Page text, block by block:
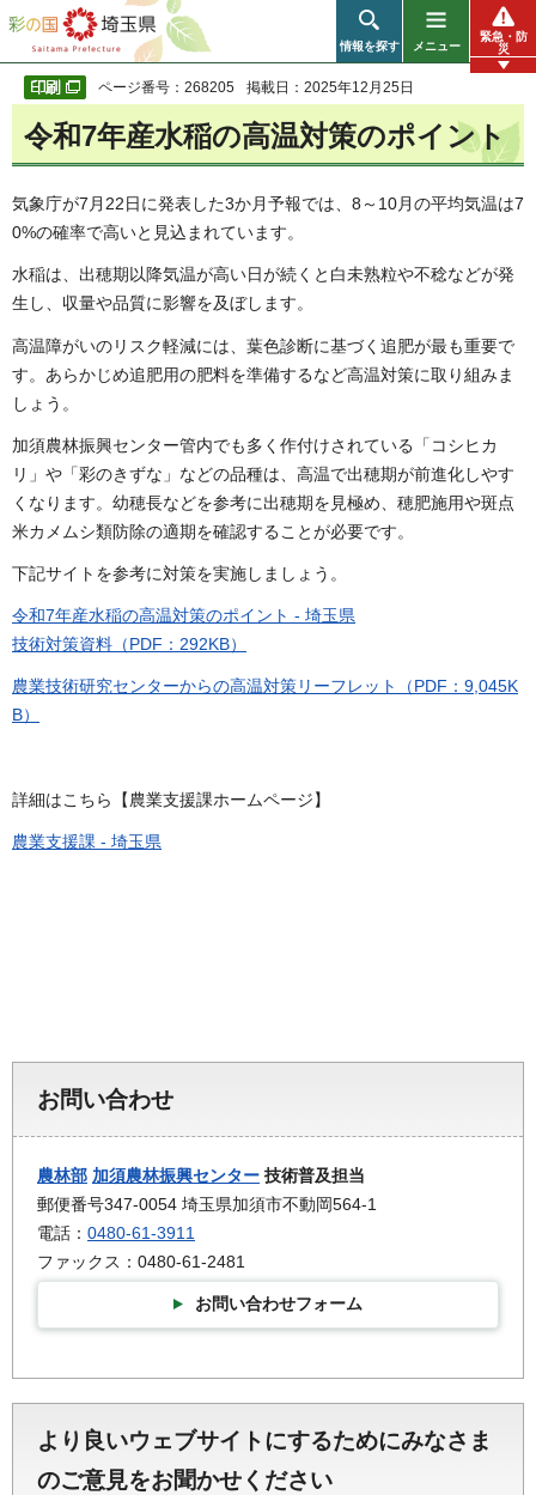
彩の国 埼玉県
情報を探す メニュー
緊急・防
災
ページ番号：268205 掲載日：2025年12月25日
令和7年産水稲の高温対策のポイント
気象庁が7月22日に発表した3か月予報では、8～10月の平均気温は7
0%の確率で高いと見込まれています。
水稲は、出穂期以降気温が高い日が続くと白未熟粒や不稔などが発
生し、収量や品質に影響を及ぼします。
高温障がいのリスク軽減には、葉色診断に基づく追肥が最も重要で
す。あらかじめ追肥用の肥料を準備するなど高温対策に取り組みま
しょう。
加須農林振興センター管内でも多く作付けされている「コシヒカ
リ」や「彩のきずな」などの品種は、高温で出穂期が前進化しやす
くなります。幼穂長などを参考に出穂期を見極め、穂肥施用や斑点
米カメムシ類防除の適期を確認することが必要です。
下記サイトを参考に対策を実施しましょう。
令和7年産水稲の高温対策のポイント - 埼玉県
​​​​技術対策資料（PDF：292KB）
農業技術研究センターからの高温対策リーフレット（PDF：9,045K
B）
詳細はこちら【農業支援課ホームページ】
農業支援課 - 埼玉県
お問い合わせ
農林部 加須農林振興センター 技術普及担当
郵便番号347-0054 埼玉県加須市不動岡564-1
電話： 0480-61-3911
ファックス：0480-61-2481
お問い合わせフォーム
より良いウェブサイトにするためにみなさま
のご意見をお聞かせください